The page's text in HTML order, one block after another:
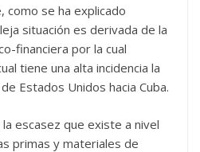
como se ha explicado
situación es derivada de la
financiera por la cual
tiene una alta incidencia la
Estados Unidos hacia Cuba.
escasez que existe a nivel
primas y materiales de